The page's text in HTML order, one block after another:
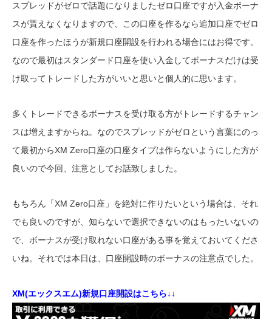
スプレッドがゼロで話題になりましたゼロ口座ですが入金ボーナ
スが貰えなくなりますので、この口座を作るなら追加口座でゼロ
口座を作ったほうが新規口座開設を行われる場合にはお得です。
なので最初はスタンダード口座を使い入金してボーナスだけは受
け取ってトレードした方がいいと思いと個人的に思います。
多くトレードできるボーナスを受け取る方がトレードするチャン
スは増えますからね。なのでスプレッドがゼロという言葉にのっ
て最初からXM Zero口座の口座タイプは作らないようにした方が
良いので今回、注意としてお話致しました。
もちろん「XM Zero口座」を絶対に作りたいという場合は、それ
でも良いのですが、知らないで選択できないのはもったいないの
で、ボーナスが受け取れない口座がある事を覚えておいてくださ
いね。それでは本日は、口座開設時のボーナスの注意点でした。
XM(エックスエム)新規口座開設はこちら↓↓